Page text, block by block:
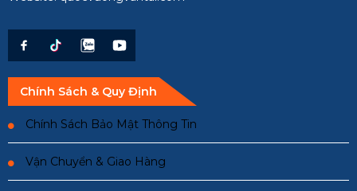
Chính Sách & Quy Định
Chính Sách Bảo Mật Thông Tin
Vận Chuyển & Giao Hàng